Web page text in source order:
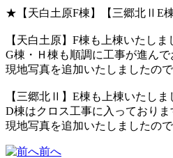
★【天白土原F棟】【三郷北ⅡE
【天白土原】F棟も上棟いたしま
G棟・Ｈ棟も順調に工事が進ん
現地写真を追加いたしましたので
【三郷北Ⅱ】E棟も上棟いたしま
D棟はクロス工事に入っておりま
現地写真を追加いたしましたので
前へ